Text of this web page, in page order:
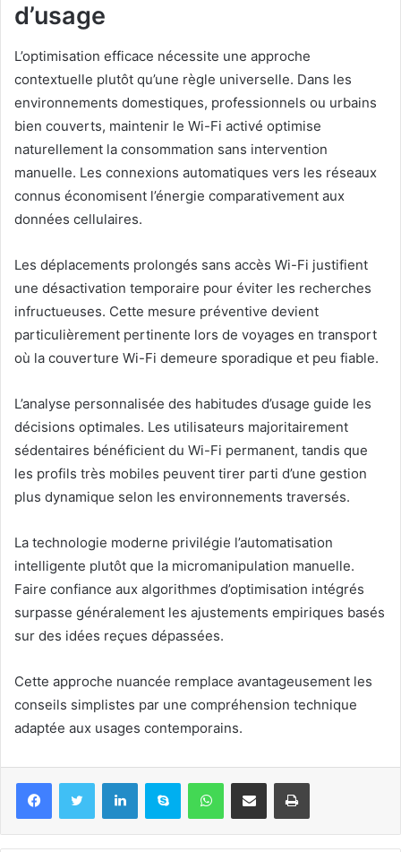
d’usage
L’optimisation efficace nécessite une approche
contextuelle plutôt qu’une règle universelle. Dans les
environnements domestiques, professionnels ou urbains
bien couverts, maintenir le Wi-Fi activé optimise
naturellement la consommation sans intervention
manuelle. Les connexions automatiques vers les réseaux
connus économisent l’énergie comparativement aux
données cellulaires.
Les déplacements prolongés sans accès Wi-Fi justifient
une désactivation temporaire pour éviter les recherches
infructueuses. Cette mesure préventive devient
particulièrement pertinente lors de voyages en transport
où la couverture Wi-Fi demeure sporadique et peu fiable.
L’analyse personnalisée des habitudes d’usage guide les
décisions optimales. Les utilisateurs majoritairement
sédentaires bénéficient du Wi-Fi permanent, tandis que
les profils très mobiles peuvent tirer parti d’une gestion
plus dynamique selon les environnements traversés.
La technologie moderne privilégie l’automatisation
intelligente plutôt que la micromanipulation manuelle.
Faire confiance aux algorithmes d’optimisation intégrés
surpasse généralement les ajustements empiriques basés
sur des idées reçues dépassées.
Cette approche nuancée remplace avantageusement les
conseils simplistes par une compréhension technique
adaptée aux usages contemporains.
LinkedinSkype WhatsAppPartager par email Imprimer